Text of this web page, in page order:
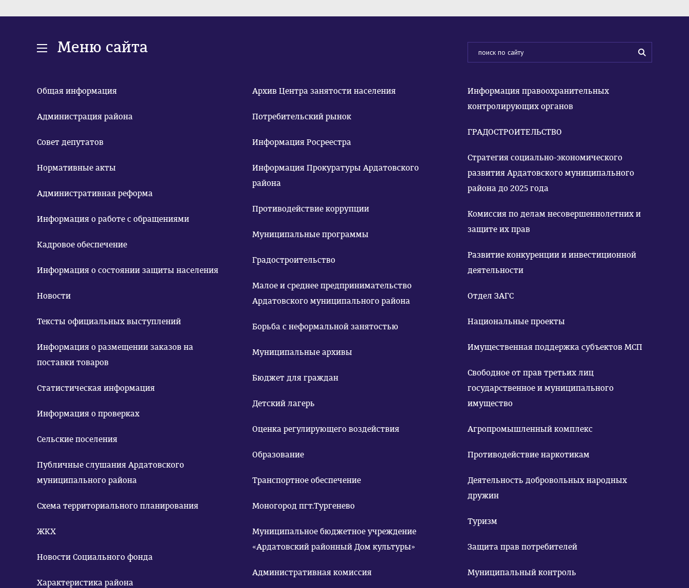
Меню сайта
Общая информация
Администрация района
Совет депутатов
Нормативные акты
Административная реформа
Информация о работе с обращениями
Кадровое обеспечение
Информация о состоянии защиты населения
Новости
Тексты официальных выступлений
Информация о размещении заказов на
поставки товаров
Статистическая информация
Информация о проверках
Сельские поселения
Публичные слушания Ардатовского
муниципального района
Схема территориального планирования
ЖКХ
Новости Социального фонда
Характеристика района
Архив Центра занятости населения
Потребительский рынок
Информация Росреестра
Информация Прокуратуры Ардатовского
района
Противодействие коррупции
Муниципальные программы
Градостроительство
Малое и среднее предпринимательство
Ардатовского муниципального района
Борьба с неформальной занятостью
Муниципальные архивы
Бюджет для граждан
Детский лагерь
Оценка регулирующего воздействия
Образование
Транспортное обеспечение
Моногород пгт.Тургенево
Муниципальное бюджетное учреждение
«Ардатовский районный Дом культуры»
Административная комиссия
Информация правоохранительных
контролирующих органов
ГРАДОСТРОИТЕЛЬСТВО
Стратегия социально-экономического
развития Ардатовского муниципального
района до 2025 года
Комиссия по делам несовершеннолетних и
защите их прав
Развитие конкуренции и инвестиционной
деятельности
Отдел ЗАГС
Национальные проекты
Имущественная поддержка субъектов МСП
Свободное от прав третьих лиц
государственное и муниципального
имущество
Агропромышленный комплекс
Противодействие наркотикам
Деятельность добровольных народных
дружин
Туризм
Защита прав потребителей
Муниципальный контроль